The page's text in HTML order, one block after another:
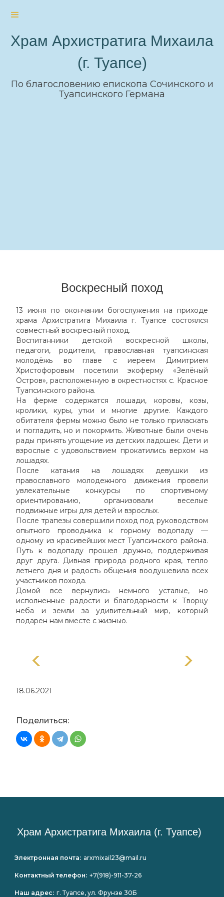
Храм Архистратига Михаила
(г. Туапсе)
По благословению епископа Сочинского и
Туапсинского Германа
Воскресный поход
13 июня по окончании богослужения на приходе
храма Архистратига Михаила г. Туапсе состоялся
совместный воскресный поход.
Воспитанники детской воскресной школы,
педагоги, родители, православная туапсинская
молодёжь во главе с иереем Димитрием
Христофоровым посетили экоферму «Зелёный
Остров», расположенную в окрестностях с. Красное
Туапсинского района.
На ферме содержатся лошади, коровы, козы,
кролики, куры, утки и многие другие. Каждого
обитателя фермы можно было не только приласкать
и погладить, но и покормить. Животные были очень
рады принять угощение из детских ладошек. Дети и
взрослые с удовольствием прокатились верхом на
лошадях.
После катания на лошадях девушки из
православного молодежного движения провели
увлекательные конкурсы по спортивному
ориентированию, организовали веселые
подвижные игры для детей и взрослых.
После трапезы совершили поход под руководством
опытного проводника к горному водопаду —
одному из красивейших мест Туапсинского района.
Путь к водопаду прошел дружно, поддерживая
друг друга. Дивная природа родного края, тепло
летнего дня и радость общения воодушевила всех
участников похода.
Домой все вернулись немного усталые, но
исполненные радости и благодарности к Творцу
неба и земли за удивительный мир, который
подарен нам вместе с жизнью.
18.06.2021
Поделиться:
Храм Архистратига Михаила (г. Туапсе)
Электронная почта: arxmixail23@mail.ru
Контактный телефон: +7(918)-911-37-26
Наш адрес: г. Туапсе, ул. Фрунзе 30Б